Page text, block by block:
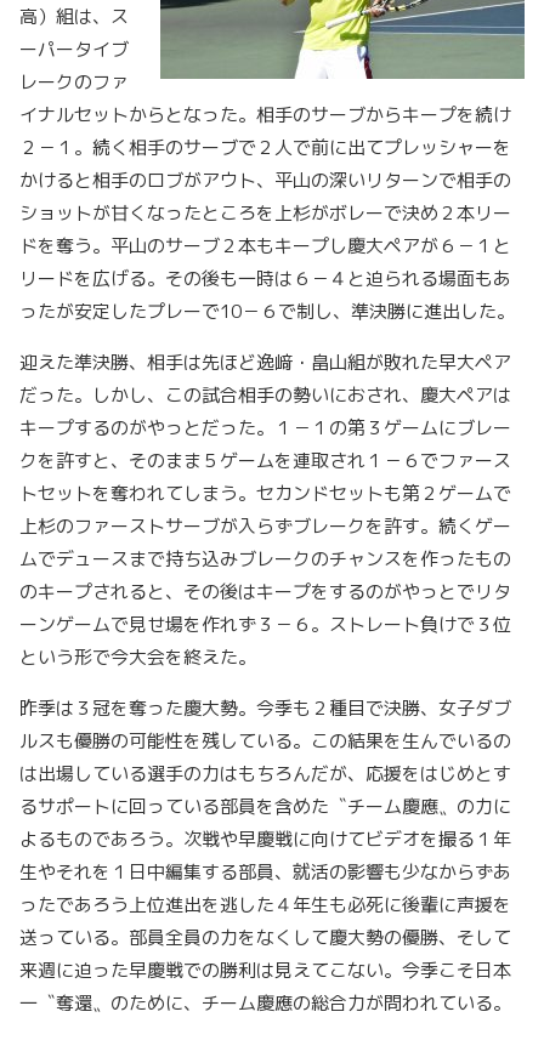
高）組は、ス
ーパータイブ
レークのファ
イナルセットからとなった。相手のサーブからキープを続け
２－１。続く相手のサーブで２人で前に出てプレッシャーを
かけると相手のロブがアウト、平山の深いリターンで相手の
ショットが甘くなったところを上杉がボレーで決め２本リー
ドを奪う。平山のサーブ２本もキープし慶大ペアが６－１と
リードを広げる。その後も一時は６－４と迫られる場面もあ
ったが安定したプレーで10－６で制し、準決勝に進出した。
迎えた準決勝、相手は先ほど逸﨑・畠山組が敗れた早大ペア
だった。しかし、この試合相手の勢いにおされ、慶大ペアは
キープするのがやっとだった。１－１の第３ゲームにブレー
クを許すと、そのまま５ゲームを連取され１－６でファース
トセットを奪われてしまう。セカンドセットも第２ゲームで
上杉のファーストサーブが入らずブレークを許す。続くゲー
ムでデュースまで持ち込みブレークのチャンスを作ったもの
のキープされると、その後はキープをするのがやっとでリタ
ーンゲームで見せ場を作れず３－６。ストレート負けで３位
という形で今大会を終えた。
昨季は３冠を奪った慶大勢。今季も２種目で決勝、女子ダブ
ルスも優勝の可能性を残している。この結果を生んでいるの
は出場している選手の力はもちろんだが、応援をはじめとす
るサポートに回っている部員を含めた〝チーム慶應〟の力に
よるものであろう。次戦や早慶戦に向けてビデオを撮る１年
生やそれを１日中編集する部員、就活の影響も少なからずあ
ったであろう上位進出を逃した４年生も必死に後輩に声援を
送っている。部員全員の力をなくして慶大勢の優勝、そして
来週に迫った早慶戦での勝利は見えてこない。今季こそ日本
一〝奪還〟のために、チーム慶應の総合力が問われている。